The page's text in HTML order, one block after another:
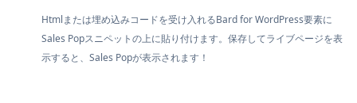
Htmlまたは埋め込みコードを受け入れるBard for WordPress要素に
Sales Popスニペットの上に貼り付けます。保存してライブページを表
示すると、Sales Popが表示されます！